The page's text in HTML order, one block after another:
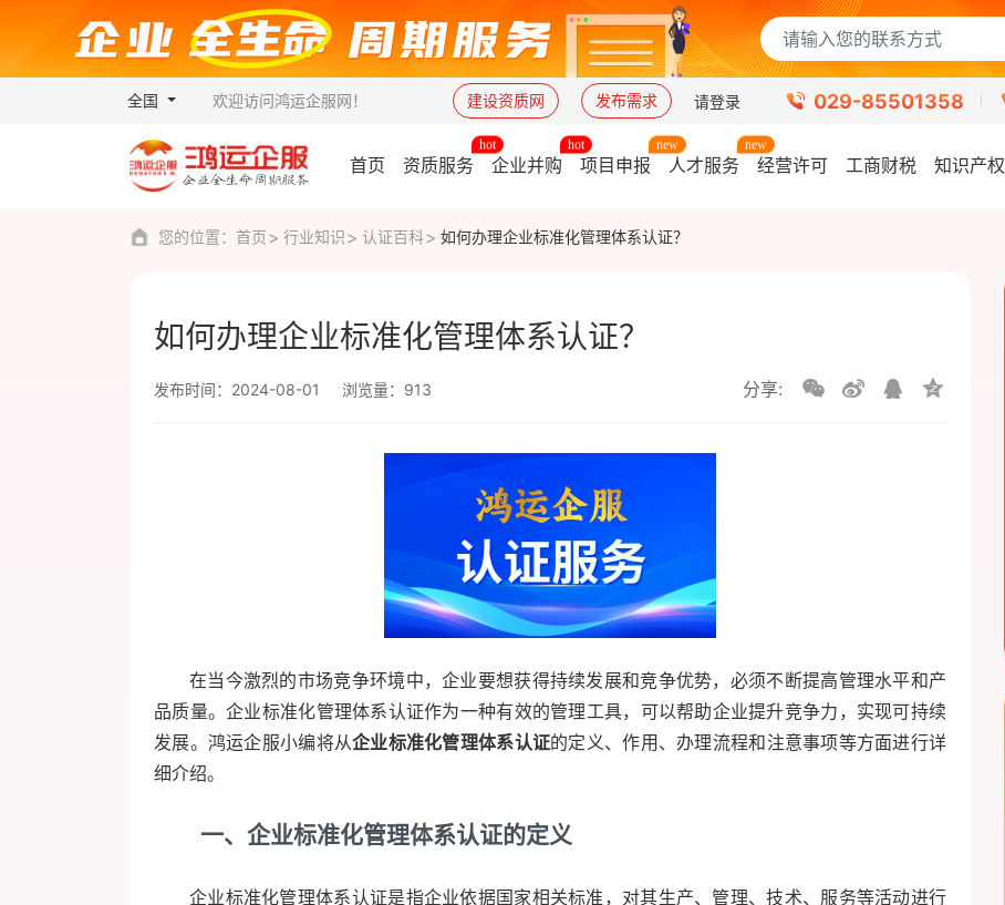
全国 欢迎访问鸿运企服网！ 建设资质网 发布需求 请登录 029-85501358
首页 资质服务 企业并购 项目申报 人才服务 经营许可 工商财税 知识产权
您的位置： 首页 行业知识 认证百科 如何办理企业标准化管理体系认证？
如何办理企业标准化管理体系认证？
发布时间：2024-08-01 浏览量：913 分享:
在当今激烈的市场竞争环境中，企业要想获得持续发展和竞争优势，必须不断提高管理水平和产
品质量。企业标准化管理体系认证作为一种有效的管理工具，可以帮助企业提升竞争力，实现可持续
发展。鸿运企服小编将从企业标准化管理体系认证的定义、作用、办理流程和注意事项等方面进行详
细介绍。
一、企业标准化管理体系认证的定义
企业标准化管理体系认证是指企业依据国家相关标准，对其生产、管理、技术、服务等活动进行